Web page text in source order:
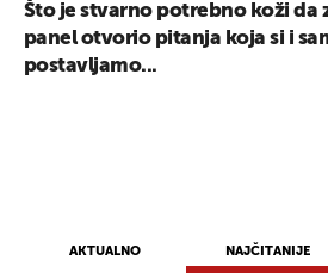
AKTUALNO NAJČITANIJE
Što je stvarno potrebno koži da
panel otvorio pitanja koja si i
postavljamo...